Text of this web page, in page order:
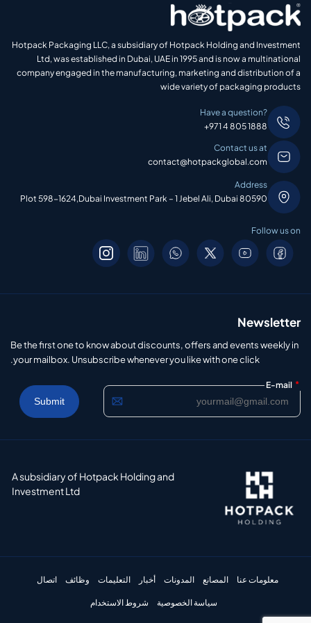
Hotpack Packaging LLC, a subsidiary of Hotpack Holding and Investment
Ltd, was established in Dubai, UAE in 1995 and is now a multinational
company engaged in the manufacturing, marketing and distribution of a
wide variety of packaging products
Have a question?
+971 4 805 1888
Contact us at
contact@hotpackglobal.com
Address
Plot 598-1624,Dubai Investment Park – 1 Jebel Ali, Dubai 80590
Follow us on
Newsletter
Be the first one to know about discounts, offers and events weekly in
your mailbox. Unsubscribe whenever you like with one click.
E-mail *
A subsidiary of Hotpack Holding and
Investment Ltd
معلومات عنا المصانع المدونات أخبار التعليمات وظائف اتصال
سياسة الخصوصية شروط الاستخدام